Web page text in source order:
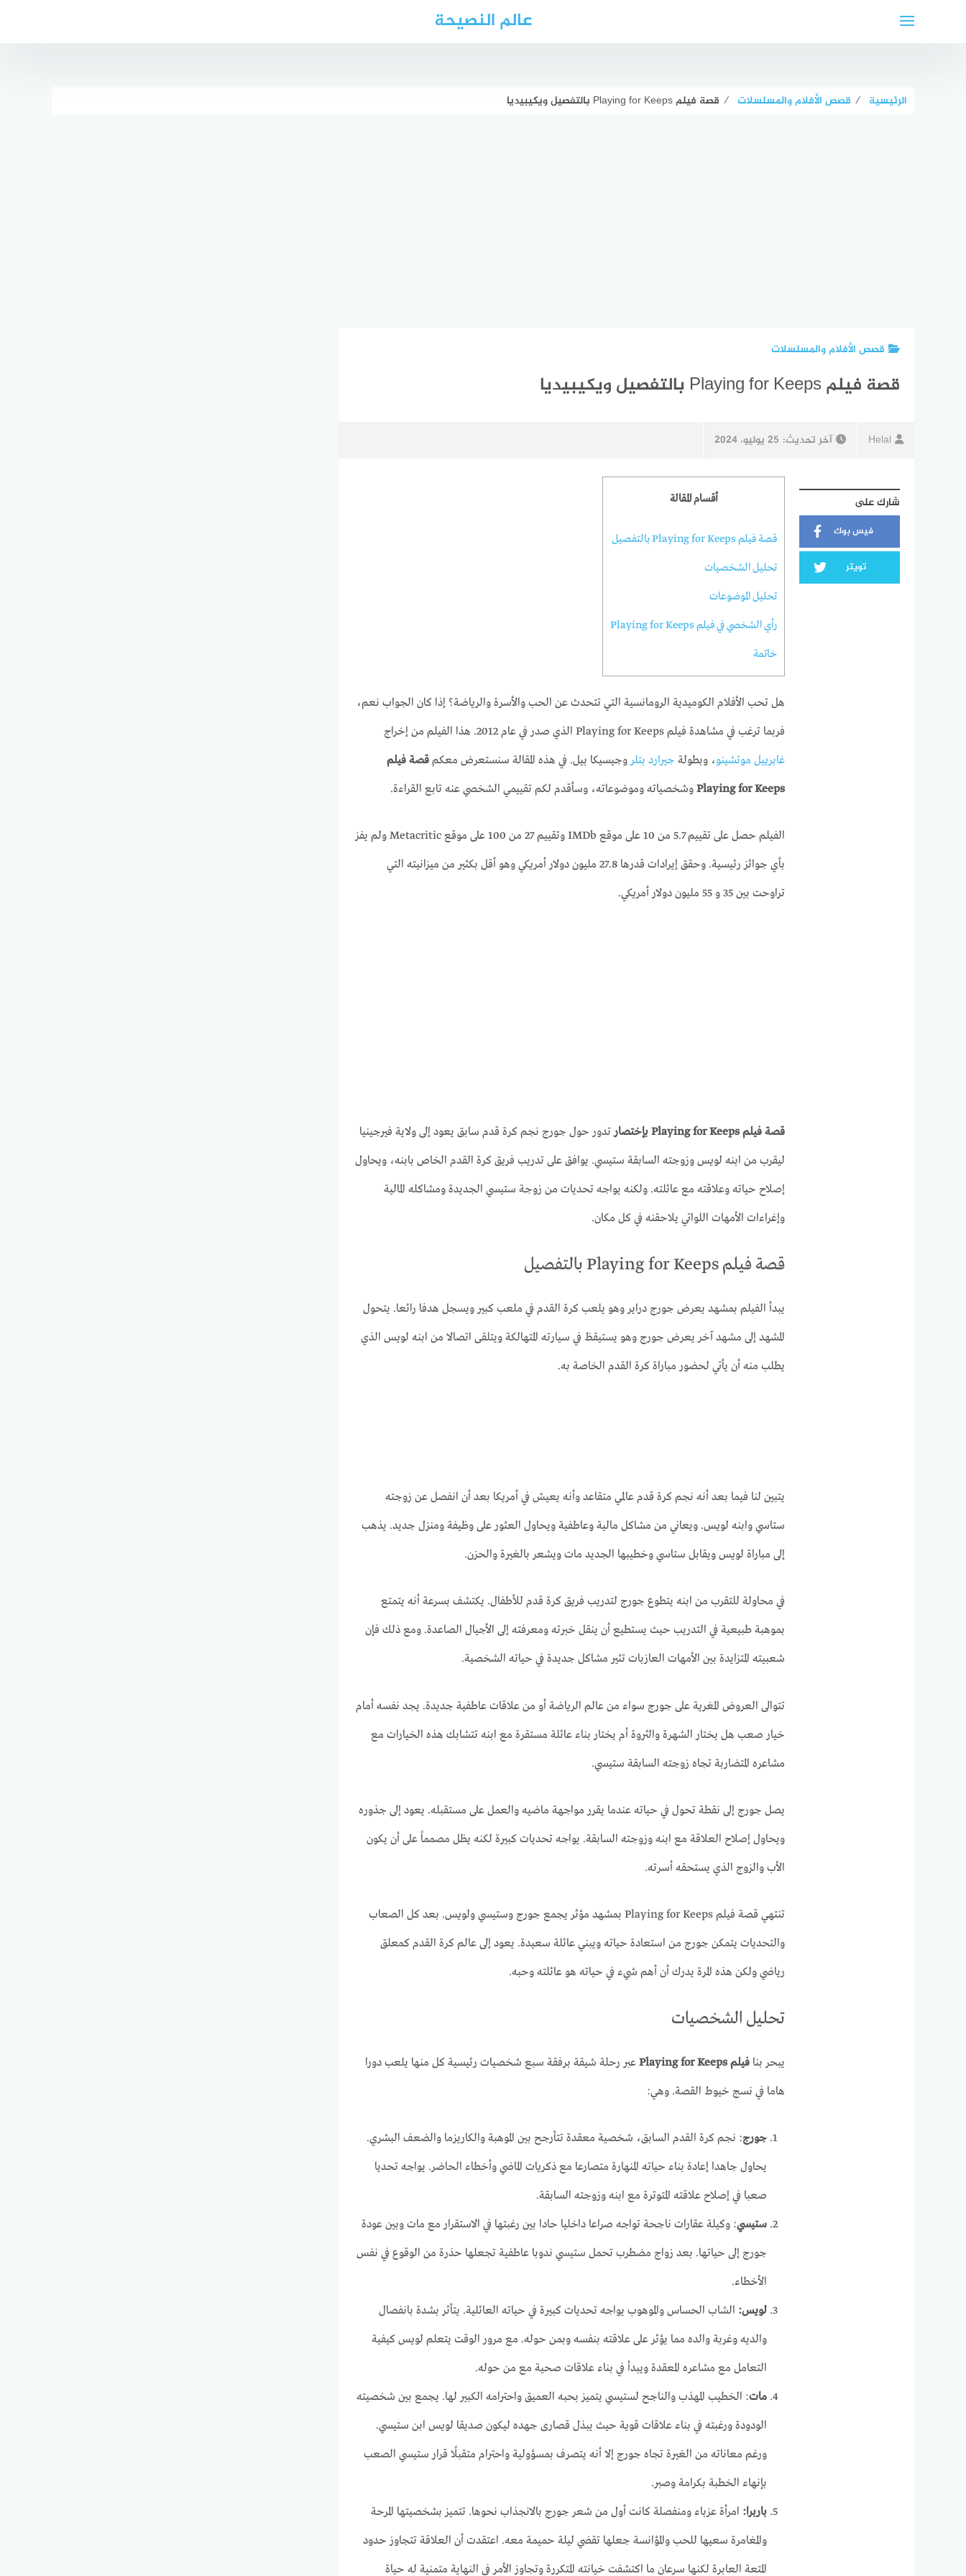
عالم النصيحة
الرئيسية ⁄ قصص الأفلام والمسلسلات ⁄ قصة فيلم Playing for Keeps بالتفصيل ويكيبيديا
قصص الأفلام والمسلسلات
قصة فيلم Playing for Keeps بالتفصيل ويكيبيديا
Helal آخر تحديث: 25 يوليو، 2024
شارك على
فيس بوك
تويتر
أقسام المقالة
قصة فيلم Playing for Keeps بالتفصيل
تحليل الشخصيات
تحليل الموضوعات
رأي الشخصي في فيلم Playing for Keeps
خاتمة
هل تحب الأفلام الكوميدية الرومانسية التي تتحدث عن الحب والأسرة والرياضة؟ إذا كان الجواب نعم،
فربما ترغب في مشاهدة فيلم Playing for Keeps الذي صدر في عام 2012. هذا الفيلم من إخراج
غابرييل موتشينو، وبطولة جيرارد بتلر وجيسيكا بيل. في هذه المقالة سنستعرض معكم قصة فيلم
Playing for Keepsوشخصياته وموضوعاته، وسأقدم لكم تقييمي الشخصي عنه تابع القراءة.
الفيلم حصل على تقييم 5.7 من 10 على موقع IMDb وتقييم 27 من 100 على موقع Metacritic ولم يفز
بأي جوائز رئيسية. وحقق إيرادات قدرها 27.8 مليون دولار أمريكي وهو أقل بكثير من ميزانيته التي
تراوحت بين 35 و 55 مليون دولار أمريكي.
قصة فيلم Playing for Keeps بإختصار
تدور حول جورج نجم كرة قدم سابق يعود إلى ولاية فيرجينيا
ليقرب من ابنه لويس وزوجته السابقة ستيسي. يوافق على تدريب فريق كرة القدم الخاص بابنه، ويحاول
إصلاح حياته وعلاقته مع عائلته. ولكنه يواجه تحديات من زوجة ستيسي الجديدة ومشاكله المالية
وإغراءات الأمهات اللواتي يلاحقنه في كل مكان.
قصة فيلم Playing for Keeps بالتفصيل
يبدأ الفيلم بمشهد يعرض جورج دراير وهو يلعب كرة القدم في ملعب كبير ويسجل هدفا رائعا. يتحول
المشهد إلى مشهد آخر يعرض جورج وهو يستيقظ في سيارته المتهالكة ويتلقى اتصالا من ابنه لويس الذي
يطلب منه أن يأتي لحضور مباراة كرة القدم الخاصة به.
يتبين لنا فيما بعد أنه نجم كرة قدم عالمي متقاعد وأنه يعيش في أمريكا بعد أن انفصل عن زوجته
ستاسي وابنه لويس. ويعاني من مشاكل مالية وعاطفية ويحاول العثور على وظيفة ومنزل جديد. يذهب
إلى مباراة لويس ويقابل ستاسي وخطيبها الجديد مات ويشعر بالغيرة والحزن.
في محاولة للتقرب من ابنه يتطوع جورج لتدريب فريق كرة قدم للأطفال. يكتشف بسرعة أنه يتمتع
بموهبة طبيعية في التدريب حيث يستطيع أن ينقل خبرته ومعرفته إلى الأجيال الصاعدة. ومع ذلك فإن
شعبيته المتزايدة بين الأمهات العازبات تثير مشاكل جديدة في حياته الشخصية.
تتوالى العروض المغرية على جورج سواء من عالم الرياضة أو من علاقات عاطفية جديدة. يجد نفسه أمام
خيار صعب هل يختار الشهرة والثروة أم يختار بناء عائلة مستقرة مع ابنه تتشابك هذه الخيارات مع
مشاعره المتضاربة تجاه زوجته السابقة ستيسي.
يصل جورج إلى نقطة تحول في حياته عندما يقرر مواجهة ماضيه والعمل على مستقبله. يعود إلى جذوره
ويحاول إصلاح العلاقة مع ابنه وزوجته السابقة. يواجه تحديات كبيرة لكنه يظل مصمماً على أن يكون
الأب والزوج الذي يستحقه أسرته.
تنتهي قصة فيلم Playing for Keeps بمشهد مؤثر يجمع جورج وستيسي ولويس. بعد كل الصعاب
والتحديات يتمكن جورج من استعادة حياته ويبني عائلة سعيدة. يعود إلى عالم كرة القدم كمعلق
رياضي ولكن هذه المرة يدرك أن أهم شيء في حياته هو عائلته وحبه.
تحليل الشخصيات
يبحر بنا فيلم Playing for Keeps
عبر رحلة شيقة برفقة سبع شخصيات رئيسية كل منها يلعب دورا
هاما في نسج خيوط القصة. وهي:
جورج: نجم كرة القدم السابق، شخصية معقدة تتأرجح بين الموهبة والكاريزما والضعف البشري.
يحاول جاهدا إعادة بناء حياته المنهارة متصارعا مع ذكريات الماضي وأخطاء الحاضر. يواجه تحديا
صعبا في إصلاح علاقته المتوترة مع ابنه وزوجته السابقة.
ستيسي: وكيلة عقارات ناجحة تواجه صراعا داخليا حادا بين رغبتها في الاستقرار مع مات وبين عودة
جورج إلى حياتها. بعد زواج مضطرب تحمل ستيسي ندوبا عاطفية تجعلها حذرة من الوقوع في نفس
الأخطاء.
لويس: الشاب الحساس والموهوب يواجه تحديات كبيرة في حياته العائلية. يتأثر بشدة بانفصال
والديه وغربة والده مما يؤثر على علاقته بنفسه وبمن حوله. مع مرور الوقت يتعلم لويس كيفية
التعامل مع مشاعره المعقدة ويبدأ في بناء علاقات صحية مع من حوله.
مات: الخطيب المهذب والناجح لستيسي يتميز بحبه العميق واحترامه الكبير لها. يجمع بين شخصيته
الودودة ورغبته في بناء علاقات قوية حيث يبذل قصارى جهده ليكون صديقا لويس ابن ستيسي.
ورغم معاناته من الغيرة تجاه جورج إلا أنه يتصرف بمسؤولية واحترام متقبلًا قرار ستيسي الصعب
بإنهاء الخطبة بكرامة وصبر.
باربرا: امرأة عزباء ومنفصلة كانت أول من شعر جورج بالانجذاب نحوها. تتميز بشخصيتها المرحة
والمغامرة سعيها للحب والمؤانسة جعلها تقضي ليلة حميمة معه. اعتقدت أن العلاقة تتجاوز حدود
المتعة العابرة لكنها سرعان ما اكتشفت خيانته المتكررة وتجاوز الأمر في النهاية متمنية له حياة